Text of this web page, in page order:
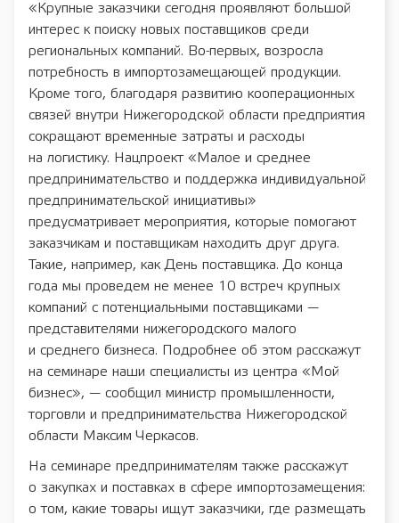
«Крупные заказчики сегодня проявляют большой
интерес к поиску новых поставщиков среди
региональных компаний. Во-первых, возросла
потребность в импортозамещающей продукции.
Кроме того, благодаря развитию кооперационных
связей внутри Нижегородской области предприятия
сокращают временные затраты и расходы
на логистику. Нацпроект «Малое и среднее
предпринимательство и поддержка индивидуальной
предпринимательской инициативы»
предусматривает мероприятия, которые помогают
заказчикам и поставщикам находить друг друга.
Такие, например, как День поставщика. До конца
года мы проведем не менее 10 встреч крупных
компаний с потенциальными поставщиками —
представителями нижегородского малого
и среднего бизнеса. Подробнее об этом расскажут
на семинаре наши специалисты из центра «Мой
бизнес», — сообщил министр промышленности,
торговли и предпринимательства Нижегородской
области Максим Черкасов.
На семинаре предпринимателям также расскажут
о закупках и поставках в сфере импортозамещения:
о том, какие товары ищут заказчики, где размещать